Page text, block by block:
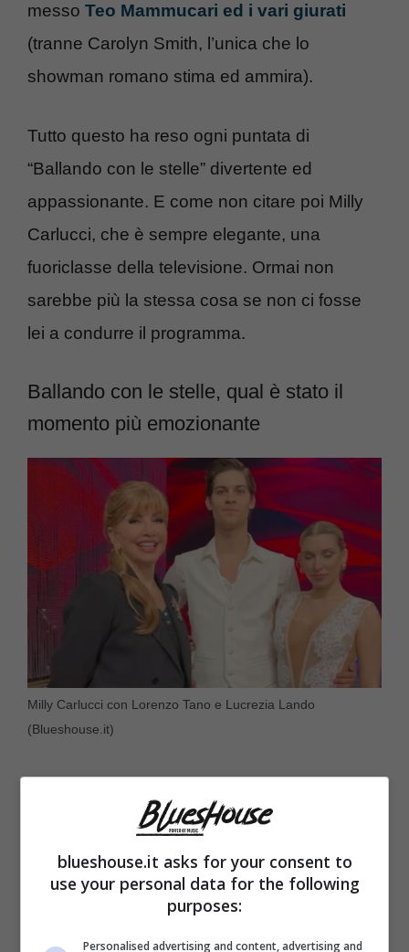
messo Teo Mammucari ed i vari giurati
(tranne Carolyn Smith, l’unica che lo
showman romano stima ed ammira).
Tutto questo ha reso ogni puntata di
“Ballando con le stelle” divertente ed
appassionante. E come non citare poi Milly
Carlucci, che è sempre elegante, una
fuoriclasse della televisione. Ormai non
sarebbe più la stessa cosa se non ci fosse
lei a condurre il programma.
Ballando con le stelle, qual è stato il
momento più emozionante
Milly Carlucci con Lorenzo Tano e Lucrezia Lando
(Blueshouse.it)
blueshouse.it asks for your consent to
use your personal data for the following
purposes:
Personalised advertising and content, advertising and